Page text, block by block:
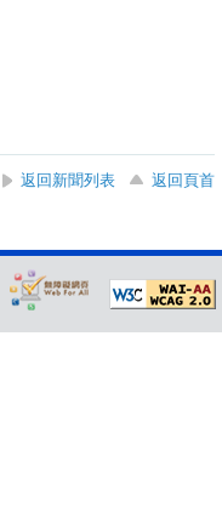
返回新聞列表
返回頁首